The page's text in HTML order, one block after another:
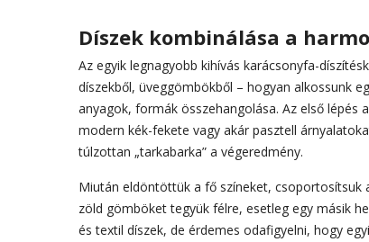
Díszek kombinálása a
Az egyik legnagyobb kihívás karácsonyfa-
díszekből, üveggömbökből – hogyan alkossunk
anyagok, formák összehangolása. Az első lépés
modern kék-fekete vagy akár pasztell
túlzottan „tarkabarka” a végeredmény.
Miután eldöntöttük a fő színeket, csoportosítsuk
zöld gömböket tegyük félre, esetleg egy másik
és textil díszek, de érdemes odafigyelni, hogy